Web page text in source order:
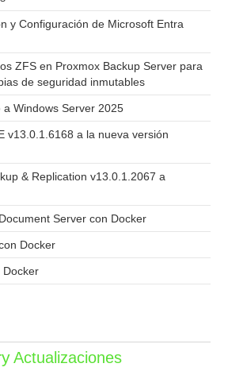
y Configuración de Microsoft Entra
ZFS en Proxmox Backup Server para
de seguridad inmutables
Windows Server 2025
v13.0.1.6168 a la nueva versión
& Replication v13.0.1.2067 a
Server con Docker
Docker
Docker
Actualizaciones